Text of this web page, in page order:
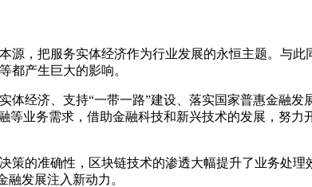
，把服务实体经济作为行业发展的永恒主题。与此
都产生巨大的影响。
体经济、支持“一带一路”建设、落实国家普惠金融
等业务需求，借助金融科技和新兴技术的发展，努
策的准确性，区块链技术的渗透大幅提升了业务处
融发展注入新动力。